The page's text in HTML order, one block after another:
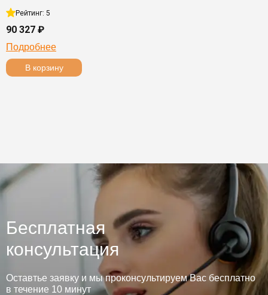
Рейтинг: 5
90 327 ₽
Подробнее
В корзину
Бесплатная
консультация
Оставтье заявку и мы проконсультируем Вас бесплатно
в течение 10 минут